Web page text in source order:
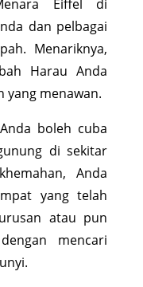
Eiffel di
dan pelbagai
Menariknya,
Harau Anda
yang menawan.
boleh cuba
di sekitar
Anda
yang telah
atau pun
mencari